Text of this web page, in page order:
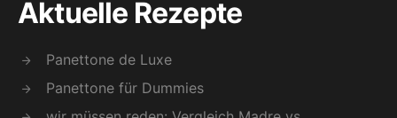
Aktuelle Rezepte
Panettone de Luxe
Panettone für Dummies